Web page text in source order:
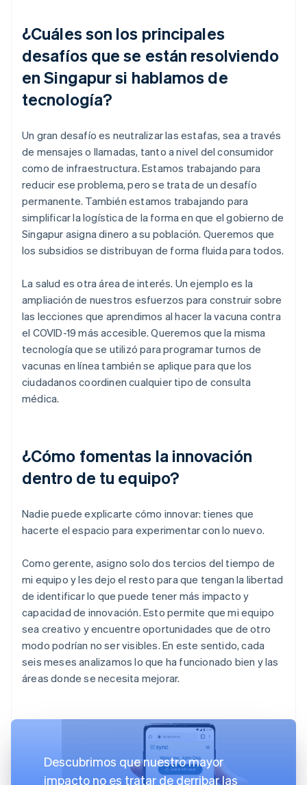
¿Cuáles son los principales
desafíos que se están resolviendo
en Singapur si hablamos de
tecnología?
Un gran desafío es neutralizar las estafas, sea a través
de mensajes o llamadas, tanto a nivel del consumidor
como de infraestructura. Estamos trabajando para
reducir ese problema, pero se trata de un desafío
permanente. También estamos trabajando para
simplificar la logística de la forma en que el gobierno de
Singapur asigna dinero a su población. Queremos que
los subsidios se distribuyan de forma fluida para todos.
La salud es otra área de interés. Un ejemplo es la
ampliación de nuestros esfuerzos para construir sobre
las lecciones que aprendimos al hacer la vacuna contra
el COVID-19 más accesible. Queremos que la misma
tecnología que se utilizó para programar turnos de
vacunas en línea también se aplique para que los
ciudadanos coordinen cualquier tipo de consulta
médica.
¿Cómo fomentas la innovación
dentro de tu equipo?
Nadie puede explicarte cómo innovar: tienes que
hacerte el espacio para experimentar con lo nuevo.
Como gerente, asigno solo dos tercios del tiempo de
mi equipo y les dejo el resto para que tengan la libertad
de identificar lo que puede tener más impacto y
capacidad de innovación. Esto permite que mi equipo
sea creativo y encuentre oportunidades que de otro
modo podrían no ser visibles. En este sentido, cada
seis meses analizamos lo que ha funcionado bien y las
áreas donde se necesita mejorar.
Descubrimos que nuestro mayor
impacto no es tratar de derribar las